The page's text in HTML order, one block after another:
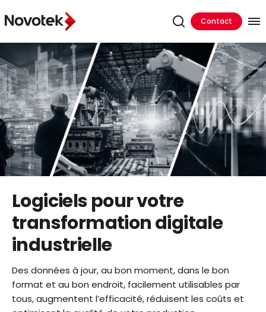
Contact
Logiciels pour votre
transformation digitale
industrielle
Des données à jour, au bon moment, dans le bon
format et au bon endroit, facilement utilisables par
tous, augmentent l’efficacité, réduisent les coûts et